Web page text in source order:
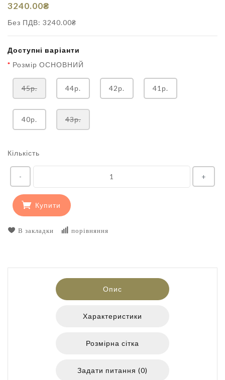
3240.00₴
Без ПДВ: 3240.00₴
Доступні варіанти
Розмір ОСНОВНИЙ
45р. 44р. 42р. 41р.
40р. 43р.
Кількість
- +
Купити
В закладки порівняння
Опис
Характеристики
Розмірна сітка
Задати питання (0)